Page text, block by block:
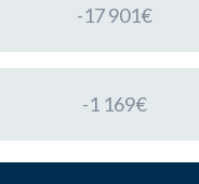
-17 901€
-1 169€